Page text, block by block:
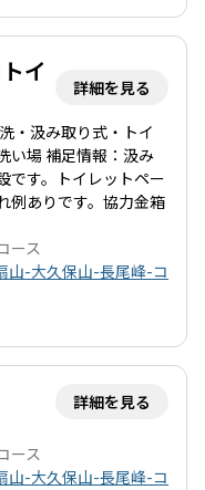
イ
詳細を見る
・汲み取り式・トイ
い場 補足情報：汲み
です。トイレットペー
例ありです。協力金箱
ース
山-大久保山-長尾峰-コ
詳細を見る
ース
山-大久保山-長尾峰-コ